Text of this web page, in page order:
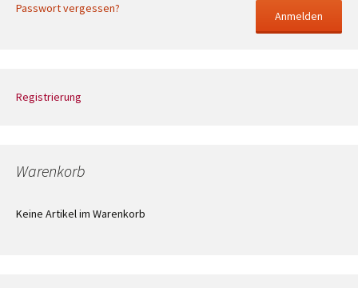
Passwort vergessen?
Registrierung
Warenkorb
Keine Artikel im Warenkorb